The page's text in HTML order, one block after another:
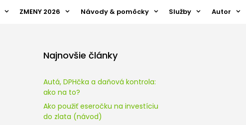
ZMENY 2026 Návody & pomôcky Služby Autor
Najnovšie články
Autá, DPHčka a daňová kontrola:
ako na to?
Ako použiť eseročku na investíciu
do zlata (návod)